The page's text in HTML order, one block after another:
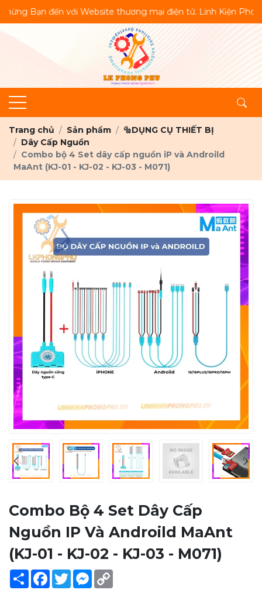
với Website thương mại điện tử. Linh Kiện Phong Phú
Trang chủ Sản phẩm
🔩DỤNG CỤ THIẾT BỊ
Dây Cấp Nguồn
Combo bộ 4 Set dây cấp nguồn iP và Androild
MaAnt (KJ-01 - KJ-02 - KJ-03 - M071)
Combo Bộ 4 Set Dây Cấp
Nguồn IP Và Androild MaAnt
(KJ-01 - KJ-02 - KJ-03 - M071)
Share Facebook
TwitterMessenger